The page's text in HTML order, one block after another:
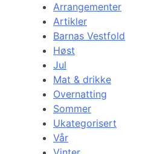
Arrangementer
Artikler
Barnas Vestfold
Høst
Jul
Mat & drikke
Overnatting
Sommer
Ukategorisert
Vår